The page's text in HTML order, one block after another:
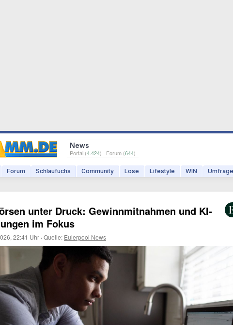
News
Portal (4.424) · Forum (644)
Forum Schlaufuchs Community Lose Lifestyle WIN
unter Druck: Gewinnmitnahmen und KI-
im Fokus
22:41 Uhr ·Quelle: Eulerpool News